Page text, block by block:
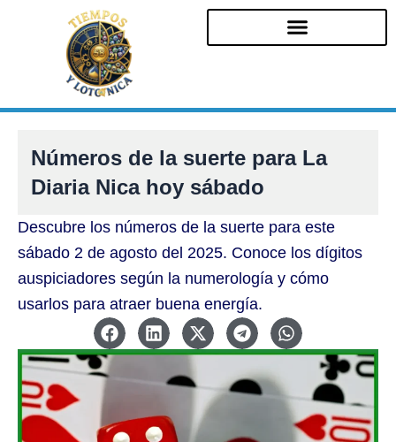
Números de la suerte para La
Diaria Nica hoy sábado
Descubre los números de la suerte para este
sábado 2 de agosto del 2025. Conoce los dígitos
auspiciadores según la numerología y cómo
usarlos para atraer buena energía.